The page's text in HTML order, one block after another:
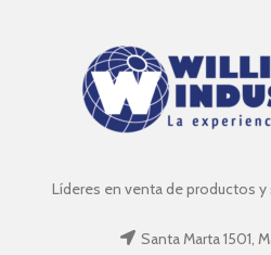
Líderes en venta de productos y
Santa Marta 1501,